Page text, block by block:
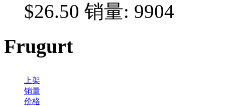
$26.50 销量: 9904
Frugurt
上架
销量
价格